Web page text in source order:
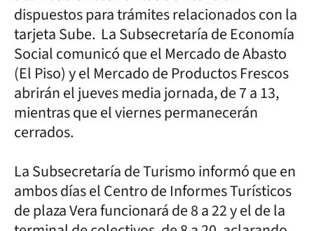
dispuestos para trámites relacionados con la
tarjeta Sube. La Subsecretaría de Economía
Social comunicó que el Mercado de Abasto
(El Piso) y el Mercado de Productos Frescos
abrirán el jueves media jornada, de 7 a 13,
mientras que el viernes permanecerán
cerrados.
La Subsecretaría de Turismo informó que en
ambos días el Centro de Informes Turísticos
de plaza Vera funcionará de 8 a 22 y el de la